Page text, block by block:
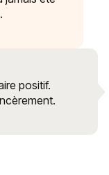
positif.